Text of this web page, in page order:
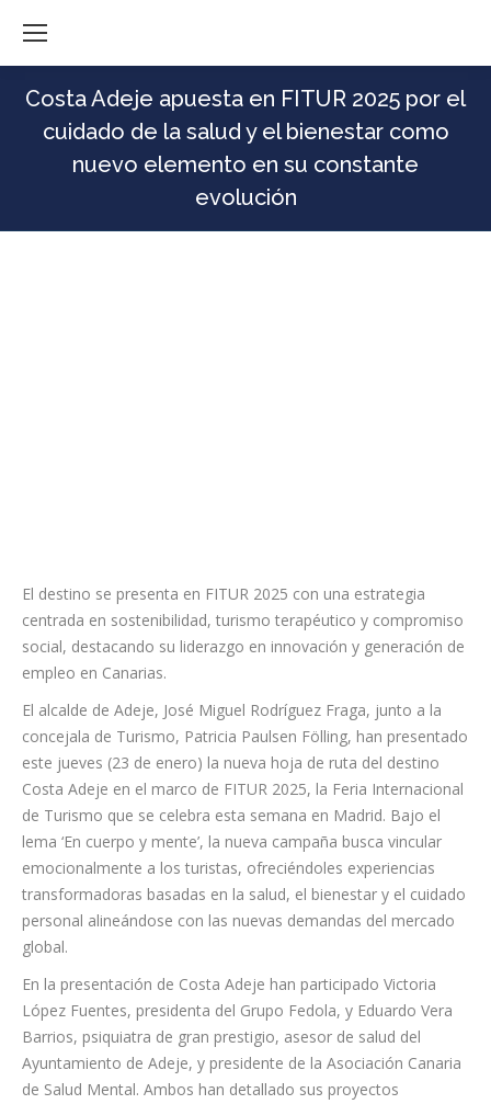
Costa Adeje apuesta en FITUR 2025 por el
cuidado de la salud y el bienestar como
nuevo elemento en su constante
evolución
El destino se presenta en FITUR 2025 con una estrategia
centrada en sostenibilidad, turismo terapéutico y compromiso
social, destacando su liderazgo en innovación y generación de
empleo en Canarias.
El alcalde de Adeje, José Miguel Rodríguez Fraga, junto a la
concejala de Turismo, Patricia Paulsen Fölling, han presentado
este jueves (23 de enero) la nueva hoja de ruta del destino
Costa Adeje en el marco de FITUR 2025, la Feria Internacional
de Turismo que se celebra esta semana en Madrid. Bajo el
lema ‘En cuerpo y mente’, la nueva campaña busca vincular
emocionalmente a los turistas, ofreciéndoles experiencias
transformadoras basadas en la salud, el bienestar y el cuidado
personal alineándose con las nuevas demandas del mercado
global.
En la presentación de Costa Adeje han participado Victoria
López Fuentes, presidenta del Grupo Fedola, y Eduardo Vera
Barrios, psiquiatra de gran prestigio, asesor de salud del
Ayuntamiento de Adeje, y presidente de la Asociación Canaria
de Salud Mental. Ambos han detallado sus proyectos